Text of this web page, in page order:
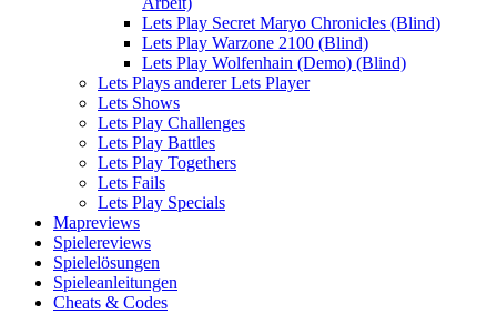
Lets Play Secret Maryo Chronicles (Blind)
Lets Play Warzone 2100 (Blind)
Lets Play Wolfenhain (Demo) (Blind)
Lets Plays anderer Lets Player
Lets Shows
Lets Play Challenges
Lets Play Battles
Lets Play Togethers
Lets Fails
Lets Play Specials
Mapreviews
Spielereviews
Spielelösungen
Spieleanleitungen
Cheats & Codes